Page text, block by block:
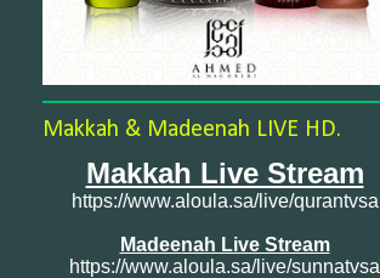
Makkah & Madeenah LIVE HD.
Makkah Live Stream
https://www.aloula.sa/live/qurantvsa
Madeenah Live Stream
https://www.aloula.sa/live/sunnatvsa